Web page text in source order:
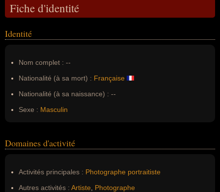
Fiche d'identité
Identité
Nom complet : --
Nationalité (à sa mort) : Française
Nationalité (à sa naissance) : --
Sexe : Masculin
Domaines d'activité
Activités principales : Photographe portraitiste
Autres activités : Artiste
Photographe